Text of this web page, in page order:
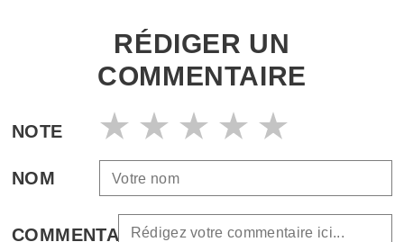
RÉDIGER UN
COMMENTAIRE
NOTE
NOM
COMMENTAIRE